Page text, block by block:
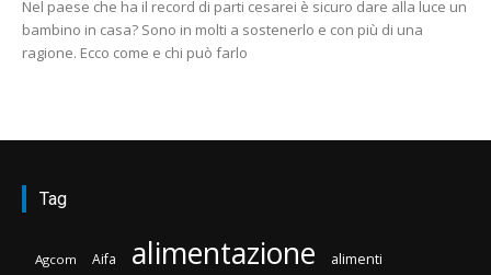
Nel paese che ha il record di parti cesarei è sicuro dare alla luce un
bambino in casa? Sono in molti a sostenerlo e con più di una
ragione. Ecco come e chi può farlo
Tag
Agcom Aifa alimentazione alimenti